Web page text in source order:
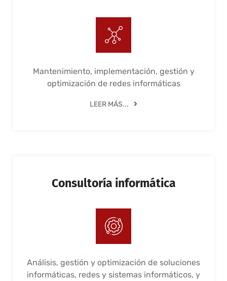
Mantenimiento, implementación, gestión y
optimización de redes informáticas
LEER MÁS...
Consultoría informática
Análisis, gestión y optimización de soluciones
informáticas, redes y sistemas informáticos, y